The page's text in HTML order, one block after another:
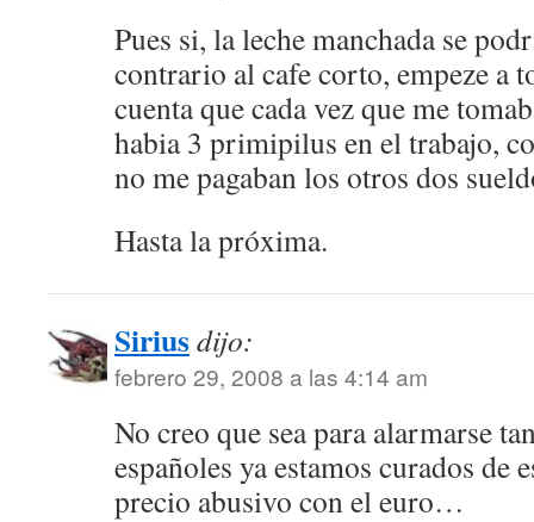
Pues si, la leche manchada se
contrario al cafe corto, empeze a
cuenta que cada vez que me
habia 3 primipilus en el trabajo,
no me pagaban los otros dos
Hasta la próxima.
Siriusdijo:
febrero 29, 2008 a las 4:14 am
No creo que sea para alarmarse
españoles ya estamos curados de
precio abusivo con el euro…